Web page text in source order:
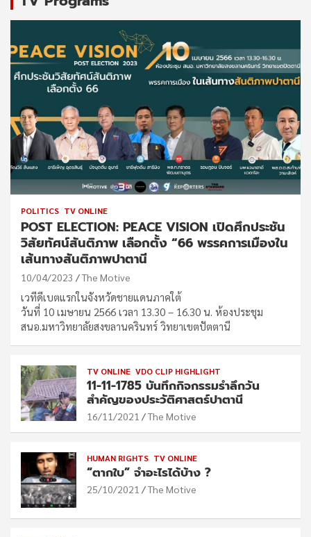
POLITICS TV ONLINE
POST ELECTION: PEACE VISION เปิดศึกประชัน
วิสัยทัศน์สันติภาพ เลือกตั้ง “66 พรรคการเมืองใน
เส้นทางสันติภาพปาตานี
10/04/2023 The Motive
เวทีดีเบตแรกในจังหวัดชายแดนภาคใต้
วันที่ 10 เมษายน 2566 เวลา 13.30 – 16.30 น. ห้องประชุม
สนอ.มหาวิทยาลัยสงขลานครินทร์ วิทยาเขตปัตตานี
TV ONLINE VDO CLIP HIGHLIGHT
11-11-1785 บันทึกกิจกรรมรำลึกวัน
สำคัญของประวัติศาสตร์ปาตานี
16/11/2021 The Motive
HUMAN RIGHTS TV ONLINE
“ตากใบ” จำอะไรได้บ้าง ?
25/10/2021 The Motive